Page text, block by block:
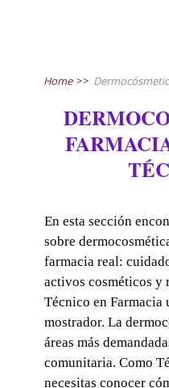
Home >>
En esta sección
sobre
farmacia real:
activos cosméticos y
Técnico en Farmacia
mostrador. La
áreas más
comunitaria. Como
necesitas conocer